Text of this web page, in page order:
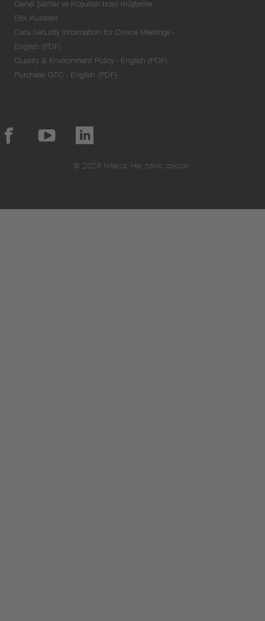
Genel Şartlar ve Koşulları ticari müşteriler
Etik Kuralları
Data Security Information for Online Meetings -
English (PDF)
Quality & Environment Policy - English (PDF)
Purchase GTC - English (PDF)
© 2026 Niterra. Her hakkı saklıdır.